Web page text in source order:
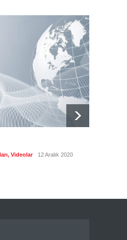
Japonya, nükleer silah
karşıtlığını teyid etmedi
6 Ağustos 2026
, Videolar 12 Aralık 2020